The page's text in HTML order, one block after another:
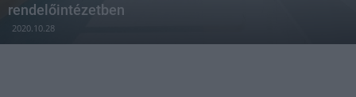
rendelőintézetben
2020.10.28